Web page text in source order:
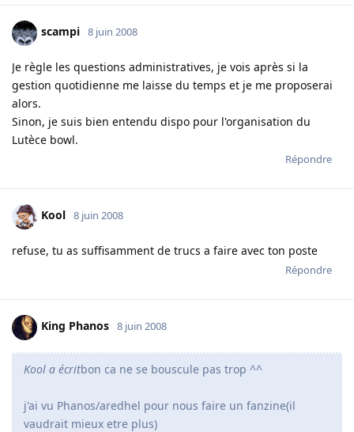
scampi 8 juin 2008
Je règle les questions administratives, je vois après si la
gestion quotidienne me laisse du temps et je me proposerai
alors.
Sinon, je suis bien entendu dispo pour l'organisation du
Lutèce bowl.
Répondre
Kool 8 juin 2008
refuse, tu as suffisamment de trucs a faire avec ton poste
Répondre
King Phanos 8 juin 2008
Kool a écritbon ca ne se bouscule pas trop ^^
j'ai vu Phanos/aredhel pour nous faire un fanzine(il
vaudrait mieux etre plus)